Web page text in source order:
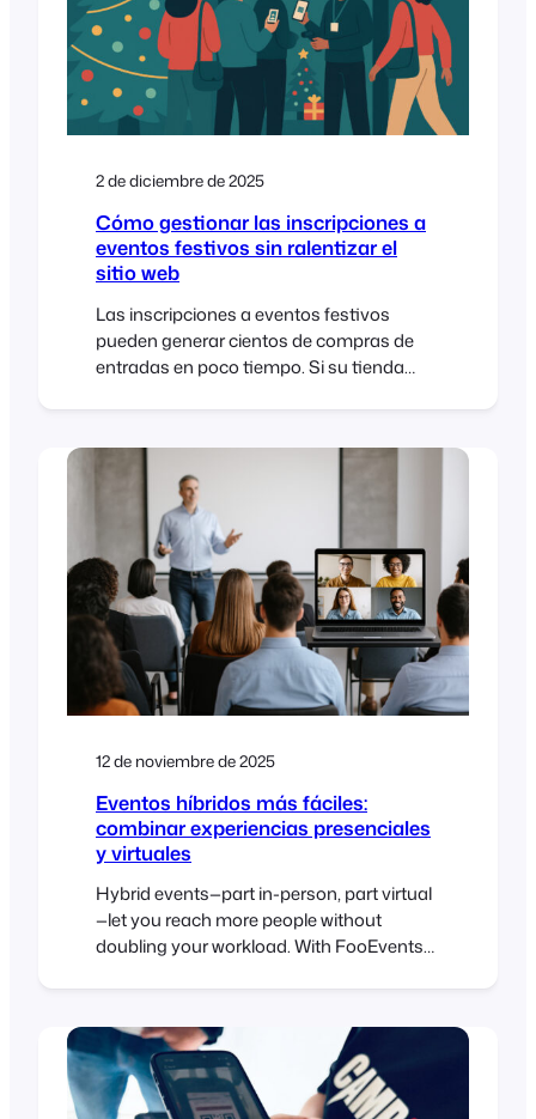
2 de diciembre de 2025
Cómo gestionar las inscripciones a
eventos festivos sin ralentizar el
sitio web
Las inscripciones a eventos festivos
pueden generar cientos de compras de
entradas en poco tiempo. Si su tienda
pagos fallidos. Con el alojamiento, las
reglas de almacenamiento en caché y la
configuración FooEvents adecuados,
podrá gestionar los picos de tráfico
navideños, proteger el rendimiento y
mantener el flujo de inscripciones sin
problemas. Introducción Mercados
navideños, fotos de Papá Noel [...]
12 de noviembre de 2025
Eventos híbridos más fáciles:
combinar experiencias presenciales
y virtuales
Hybrid events—part in-person, part virtual
—let you reach more people without
doubling your workload. With FooEvents
online or at a physical venue using one
central event management system. This
post covers how to set up and manage
hybrid events that feel cohesive and…